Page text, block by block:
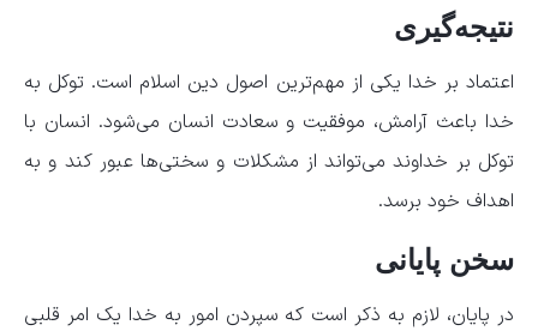
نتیجه‌گیری
اعتماد بر خدا یکی از مهم‌ترین اصول دین اسلام است. توکل به
خدا باعث آرامش، موفقیت و سعادت انسان می‌شود. انسان با
توکل بر خداوند می‌تواند از مشکلات و سختی‌ها عبور کند و به
اهداف خود برسد.
سخن پایانی
در پایان، لازم به ذکر است که سپردن امور به خدا یک امر قلبی